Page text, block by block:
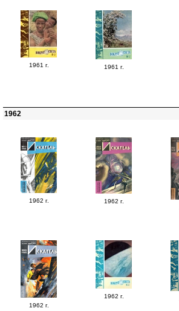
1961 г. 1961 г.
1962
1962 г.
1962 г.
1962 г.
1962 г.